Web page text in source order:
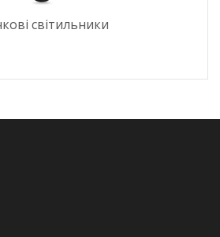
світильники